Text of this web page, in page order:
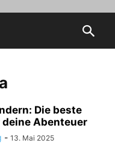
Die beste
Abenteuer
- 13. Mai 2025